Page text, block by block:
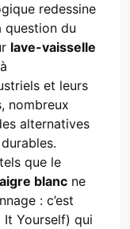
août 28, 2025
redessine
question du
lave-vaisselle
et leurs
nombreux
alternatives
que le
blanc ne
: c’est
It Yourself) qui